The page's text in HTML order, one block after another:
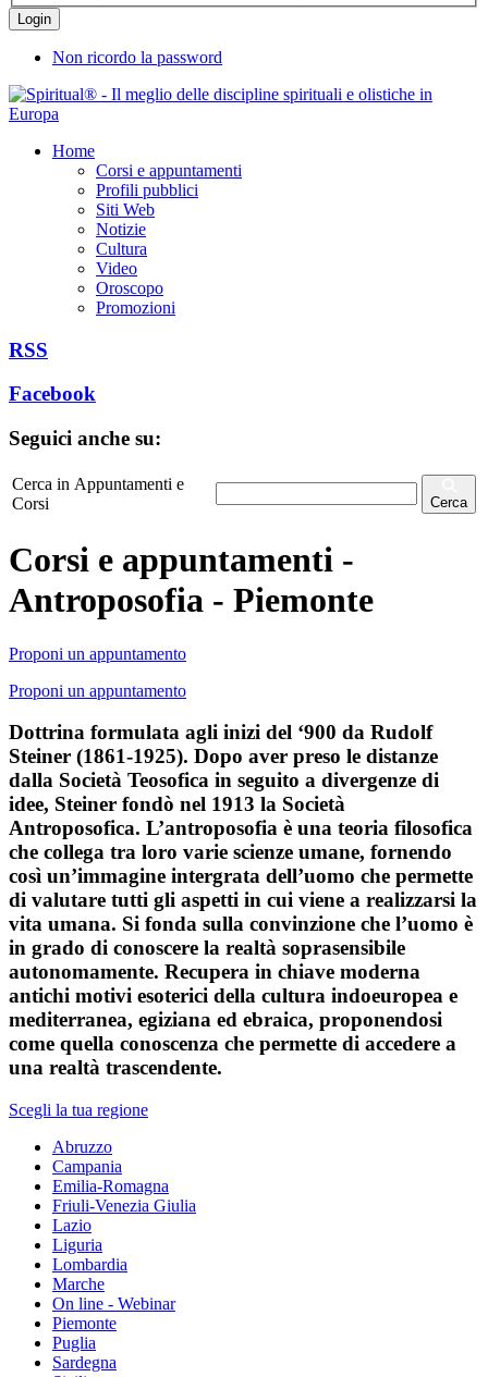
Non ricordo la password
Home
Corsi e appuntamenti
Profili pubblici
Siti Web
Notizie
Cultura
Video
Oroscopo
Promozioni
RSS
Facebook
Seguici anche su:
Cerca in Appuntamenti e
Corsi
Cerca
Corsi e appuntamenti -
Antroposofia - Piemonte
Proponi un appuntamento
Proponi un appuntamento
Dottrina formulata agli inizi del ‘900 da Rudolf
Steiner (1861-1925). Dopo aver preso le distanze
dalla Società Teosofica in seguito a divergenze di
idee, Steiner fondò nel 1913 la Società
Antroposofica. L’antroposofia è una teoria filosofica
che collega tra loro varie scienze umane, fornendo
così un’immagine intergrata dell’uomo che permette
di valutare tutti gli aspetti in cui viene a realizzarsi la
vita umana. Si fonda sulla convinzione che l’uomo è
in grado di conoscere la realtà soprasensibile
autonomamente. Recupera in chiave moderna
antichi motivi esoterici della cultura indoeuropea e
mediterranea, egiziana ed ebraica, proponendosi
come quella conoscenza che permette di accedere a
una realtà trascendente.
Scegli la tua regione
Abruzzo
Campania
Emilia-Romagna
Friuli-Venezia Giulia
Lazio
Liguria
Lombardia
Marche
On line - Webinar
Piemonte
Puglia
Sardegna